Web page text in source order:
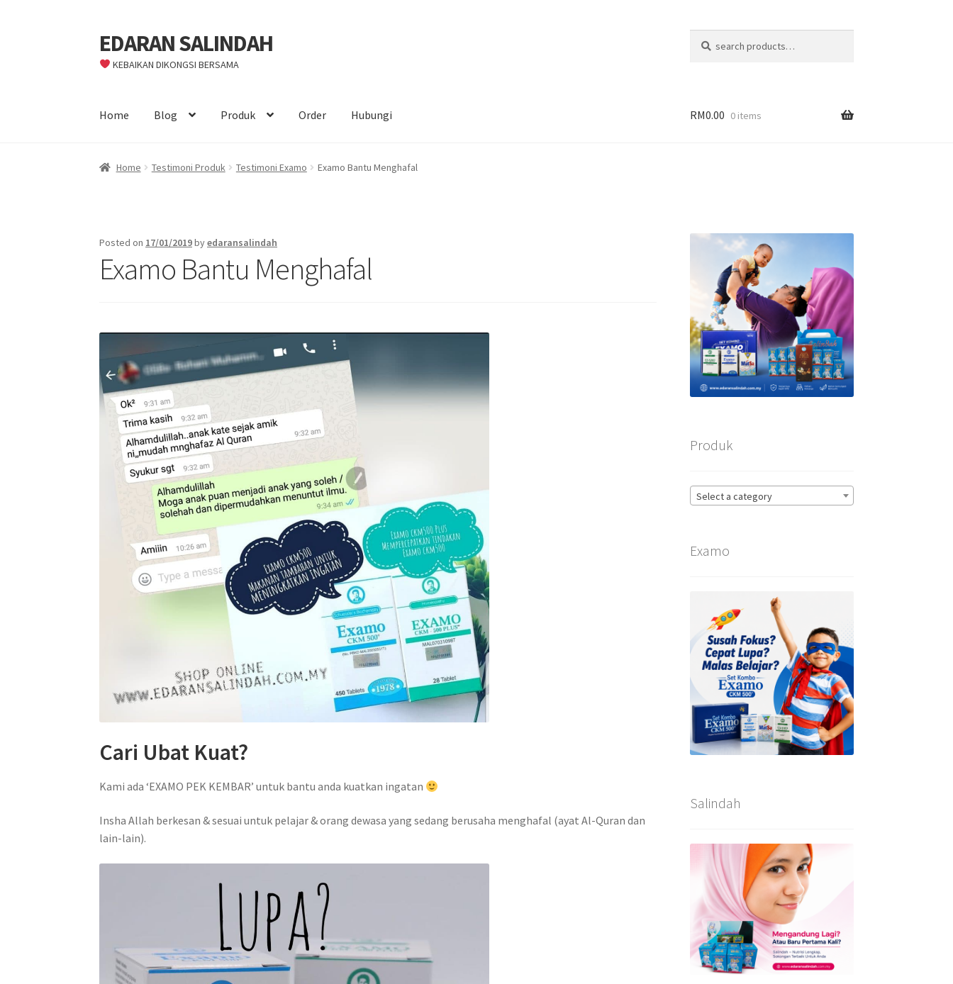
Skip
to
navigation
Skip
to
content
EDARAN SALINDAH
KEBAIKAN DIKONGSI BERSAMA
for:
Home Blog Produk Order Hubungi RM0.00 0 items
Home Testimoni Produk Testimoni Examo Examo Bantu Menghafal
Posted on 17/01/2019byedaransalindah
Examo Bantu Menghafal
Cari Ubat Kuat?
Kami ada ‘EXAMO PEK KEMBAR’ untuk bantu anda kuatkan ingatan
Insha Allah berkesan & sesuai untuk pelajar & orang dewasa yang sedang berusaha menghafal (ayat Al-Quran dan
lain-lain).
Produk
Select a category
Examo
Salindah